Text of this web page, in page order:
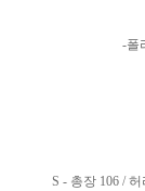
-폴
S - 총장 106 /